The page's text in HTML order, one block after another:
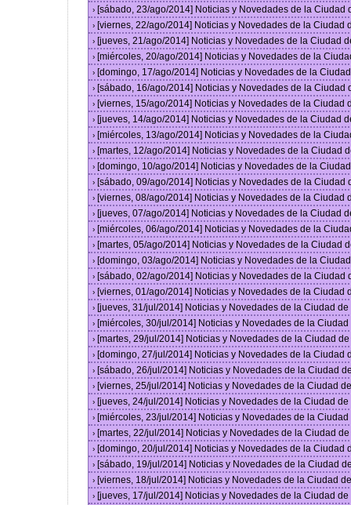
› [sábado, 23/ago/2014] Noticias y Novedades de la Ciudad
› [viernes, 22/ago/2014] Noticias y Novedades de la Ciudad
› [jueves, 21/ago/2014] Noticias y Novedades de la Ciudad
› [miércoles, 20/ago/2014] Noticias y Novedades de la
› [domingo, 17/ago/2014] Noticias y Novedades de la
› [sábado, 16/ago/2014] Noticias y Novedades de la Ciudad
› [viernes, 15/ago/2014] Noticias y Novedades de la Ciudad
› [jueves, 14/ago/2014] Noticias y Novedades de la Ciudad
› [miércoles, 13/ago/2014] Noticias y Novedades de la
› [martes, 12/ago/2014] Noticias y Novedades de la Ciudad
› [domingo, 10/ago/2014] Noticias y Novedades de la
› [sábado, 09/ago/2014] Noticias y Novedades de la Ciudad
› [viernes, 08/ago/2014] Noticias y Novedades de la Ciudad
› [jueves, 07/ago/2014] Noticias y Novedades de la Ciudad
› [miércoles, 06/ago/2014] Noticias y Novedades de la
› [martes, 05/ago/2014] Noticias y Novedades de la Ciudad
› [domingo, 03/ago/2014] Noticias y Novedades de la
› [sábado, 02/ago/2014] Noticias y Novedades de la Ciudad
› [viernes, 01/ago/2014] Noticias y Novedades de la Ciudad
› [jueves, 31/jul/2014] Noticias y Novedades de la Ciudad
› [miércoles, 30/jul/2014] Noticias y Novedades de la
› [martes, 29/jul/2014] Noticias y Novedades de la Ciudad
› [domingo, 27/jul/2014] Noticias y Novedades de la Ciudad
› [sábado, 26/jul/2014] Noticias y Novedades de la Ciudad
› [viernes, 25/jul/2014] Noticias y Novedades de la Ciudad
› [jueves, 24/jul/2014] Noticias y Novedades de la Ciudad
› [miércoles, 23/jul/2014] Noticias y Novedades de la
› [martes, 22/jul/2014] Noticias y Novedades de la Ciudad
› [domingo, 20/jul/2014] Noticias y Novedades de la Ciudad
› [sábado, 19/jul/2014] Noticias y Novedades de la Ciudad
› [viernes, 18/jul/2014] Noticias y Novedades de la Ciudad
› [jueves, 17/jul/2014] Noticias y Novedades de la Ciudad